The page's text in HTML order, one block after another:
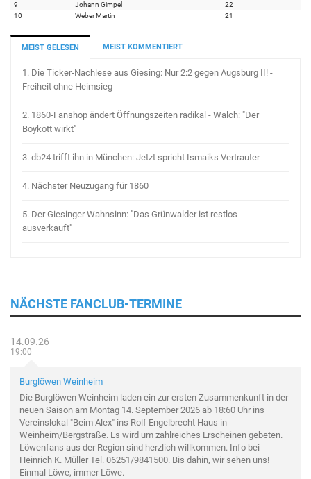
9
Johann Gimpel
22
10
Weber Martin 21
MEIST GELESEN MEIST KOMMENTIERT
1. Die Ticker-Nachlese aus Giesing: Nur 2:2 gegen Augsburg II! -
Freiheit ohne Heimsieg
2. 1860-Fanshop ändert Öffnungszeiten radikal - Walch: "Der
Boykott wirkt"
3. db24 trifft ihn in München: Jetzt spricht Ismaiks Vertrauter
4. Nächster Neuzugang für 1860
5. Der Giesinger Wahnsinn: "Das Grünwalder ist restlos
ausverkauft"
NÄCHSTE FANCLUB-TERMINE
14.09.26
19:00
Burglöwen Weinheim
Die Burglöwen Weinheim laden ein zur ersten Zusammenkunft in der
neuen Saison am Montag 14. September 2026 ab 18:60 Uhr ins
Vereinslokal "Beim Alex" ins Rolf Engelbrecht Haus in
Weinheim/Bergstraße. Es wird um zahlreiches Erscheinen gebeten.
Löwenfans aus der Region sind herzlich willkommen. Info bei
Heinrich K. Müller Tel. 06251/9841500. Bis dahin, wir sehen uns!
Einmal Löwe, immer Löwe.